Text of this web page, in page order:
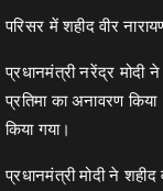
परिसर में शहीद वीर
प्रधानमंत्री नरेंद्र मोदी
प्रतिमा का अनावरण
किया गया।
प्रधानमंत्री मोदी ने